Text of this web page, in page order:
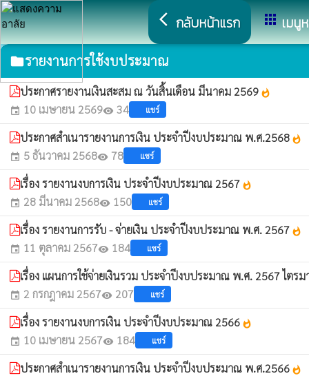
arrow_back_ios กลับหน้าแรก appsเมนู
folderรายงานการใช้งบประมาณ
ประกาศรายงานเงินสะสม ณ วันสิ้นเดือน มีนาคม 2569 whatshot
event 10 เมษายน 2569visibility 34 แชร์
ประกาศสำเนารายงานการเงิน ประจำปีงบประมาณ พ.ศ.2568 whatshot
event 5 ธันวาคม 2568visibility 78 แชร์
เรื่อง รายงานงบการเงิน ประจำปีงบประมาณ 2567 whatshot
event 28 มีนาคม 2568visibility 150 แชร์
เรื่อง รายงานการรับ - จ่ายเงิน ประจำปีงบประมาณ พ.ศ. 2567 whatshot
event 11 ตุลาคม 2567visibility 184 แชร์
เรื่อง แผนการใช้จ่ายเงินรวม ประจำปีงบประมาณ พ.ศ. 2567 ไต
event 2 กรกฎาคม 2567visibility 207 แชร์
เรื่อง รายงานงบการเงิน ประจำปีงบประมาณ 2566 whatshot
event 10 เมษายน 2567visibility 184 แชร์
ประกาศสำเนารายงานการเงิน ประจำปีงบประมาณ พ.ศ.2566 whatshot